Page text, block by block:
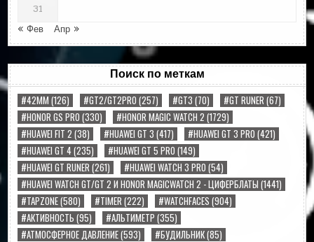
31
« Фев
Апр »
Поиск по меткам
#42MM (126) #GT2/GT2PRO (257) #GT3 (70) #GT RUNER (67)
#HONOR GS PRO (330) #HONOR MAGIC WATCH 2 (1729)
#HUAWEI FIT 2 (38) #HUAWEI GT 3 (417) #HUAWEI GT 3 PRO (421)
#HUAWEI GT 4(235) #HUAWEI GT 5 PRO (149)
#HUAWEI GT RUNER (261) #HUAWEI WATCH 3 PRO (54)
#HUAWEI WATCH GT/GT 2 И HONOR MAGICWATCH 2 - ЦИФЕРБЛАТЫ (1441)
#TAPZONE(580) #TIMER (222) #WATCHFACES (904)
#АКТИВНОСТЬ (95) #АЛЬТИМЕТР (355)
#АТМОСФЕРНОЕ ДАВЛЕНИЕ(593) #БУДИЛЬНИК(85)